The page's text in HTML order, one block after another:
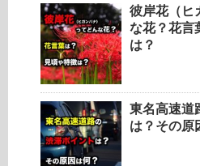
彼岸花（ヒ
な花？花言
は？
東名高速道
は？その原